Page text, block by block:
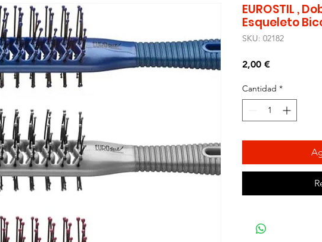
EUROSTIL ,
Esqueleto
SKU: 02182
2,00 €Precio
Cantidad *